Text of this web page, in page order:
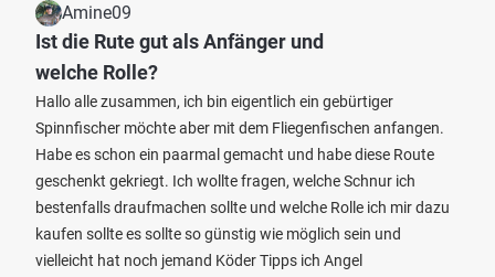
Amine09
Ist die Rute gut als Anfänger und
welche Rolle?
Hallo alle zusammen, ich bin eigentlich ein gebürtiger
Spinnfischer möchte aber mit dem Fliegenfischen anfangen.
Habe es schon ein paarmal gemacht und habe diese Route
geschenkt gekriegt. Ich wollte fragen, welche Schnur ich
bestenfalls draufmachen sollte und welche Rolle ich mir dazu
kaufen sollte es sollte so günstig wie möglich sein und
vielleicht hat noch jemand Köder Tipps ich Angel